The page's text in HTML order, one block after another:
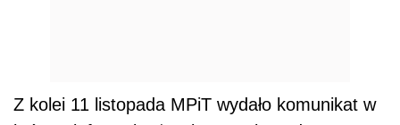
Z kolei 11 listopada MPiT wydało komunikat w